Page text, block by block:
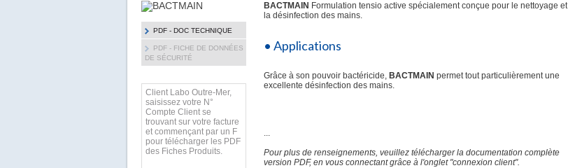
PDF - DOC TECHNIQUE
PDF - FICHE DE DONNÉES
DE SÉCURITÉ
Client Labo Outre-Mer,
saisissez votre N°
Compte Client se
trouvant sur votre facture
et commençant par un F
pour télécharger les PDF
des Fiches Produits.
BACTMAIN Formulation tensio active spécialement conçue pour le nettoyage et
la désinfection des mains.
• Applications
Grâce à son pouvoir bactéricide, BACTMAIN permet tout particulièrement une
excellente désinfection des mains.
...
Pour plus de renseignements, veuillez télécharger la documentation complète
version PDF, en vous connectant grâce à l'onglet "connexion client".